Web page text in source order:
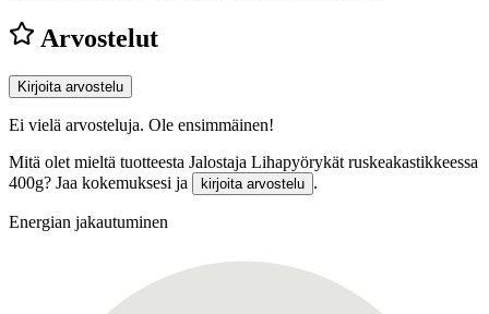
Arvostelut
Kirjoita arvostelu
Ei vielä arvosteluja. Ole ensimmäinen!
Mitä olet mieltä tuotteesta Jalostaja Lihapyörykät ruskeakastikkeessa
400g? Jaa kokemuksesi ja
kirjoita arvostelu .
Energian jakautuminen